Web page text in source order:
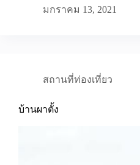
มกราคม 13, 2021
สถานที่ท่องเที่ยว
บ้านผาตั้ง